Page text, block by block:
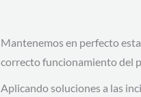
Mantenemos en perfecto
correcto funcionamiento del
Aplicando soluciones a las